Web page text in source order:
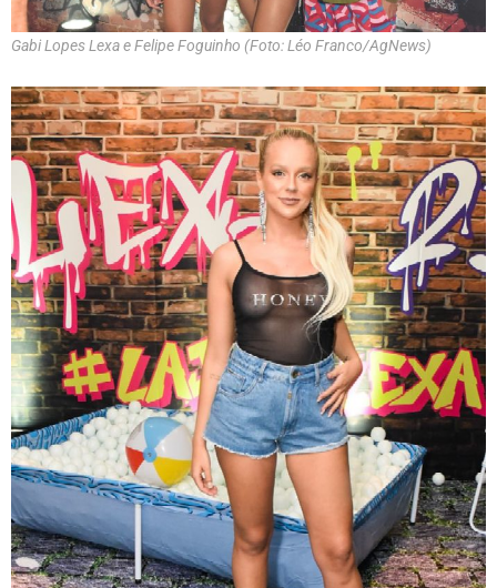
Gabi Lopes Lexa e Felipe Foguinho (Foto: Léo Franco/AgNews)